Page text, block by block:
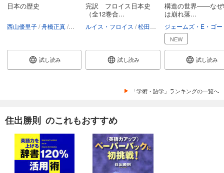
日本の歴史
西山優里子 舟橋正真 講談社
試し読み
完訳 フロイス日本史
（全12巻合...
ルイス・フロイス 松田毅一 川崎桃太
試し読み
構造の世界――なぜ
は崩れ落...
NEW
試し読み
「学術・語学」ランキングの一覧へ
住出勝則 のこれもおすすめ